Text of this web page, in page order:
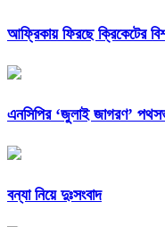
আফ্রিকায় ফিরছে ক্রিকেটের
এনসিপির ‘জুলাই জাগরণ’
বন্যা নিয়ে দুঃসংবাদ